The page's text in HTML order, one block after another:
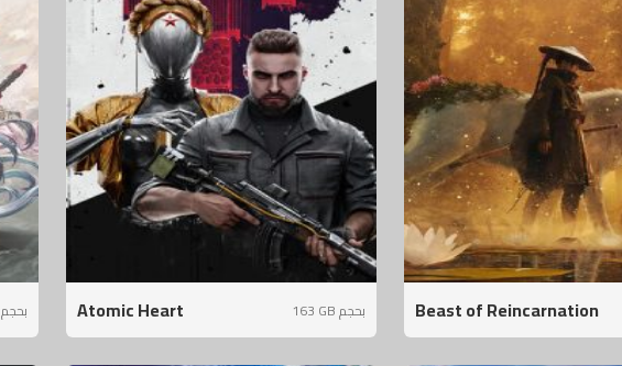
Beast of Reincarnation
Atomic Heart 163 GB بحجم 128 GB بحجم